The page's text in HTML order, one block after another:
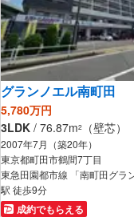
グランノエル南町田
5,780万円
3LDK / 76.87m2 （壁芯）
2007年7月（築20年）
東京都町田市鶴間7丁目
東急田園都市線 「南町田グラ
駅 徒歩9分
成約でもらえる